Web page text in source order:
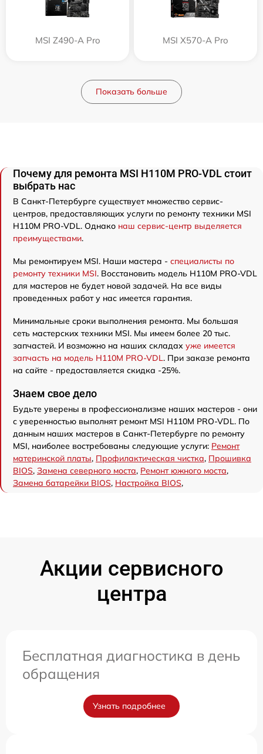
MSI Z490-A Pro MSI X570-A Pro
Показать больше
Почему для ремонта MSI H110M PRO-VDL стоит
выбрать нас
В Санкт-Петербурге существует множество сервис-
центров, предоставляющих услуги по ремонту техники MSI
H110M PRO-VDL. Однако наш сервис-центр выделяется
преимуществами.
Мы ремонтируем MSI. Наши мастера - специалисты по
ремонту техники MSI. Восстановить модель H110M PRO-VDL
для мастеров не будет новой задачей. На все виды
проведенных работ у нас имеется гарантия.
Минимальные сроки выполнения ремонта. Мы большая
сеть мастерских техники MSI. Мы имеем более 20 тыс.
запчастей. И возможно на наших складах уже имеется
запчасть на модель H110M PRO-VDL. При заказе ремонта
на сайте - предоставляется скидка -25%.
Знаем свое дело
Будьте уверены в профессионализме наших мастеров - они
с уверенностью выполнят ремонт MSI H110M PRO-VDL. По
данным наших мастеров в Санкт-Петербурге по ремонту
MSI, наиболее востребованы следующие услуги: Ремонт
материнской платы, Профилактическая чистка, Прошивка
BIOS, Замена северного моста, Ремонт южного моста,
Замена батарейки BIOS, Настройка BIOS,
Акции сервисного
центра
Бесплатная диагностика в день
обращения
Узнать подробнее